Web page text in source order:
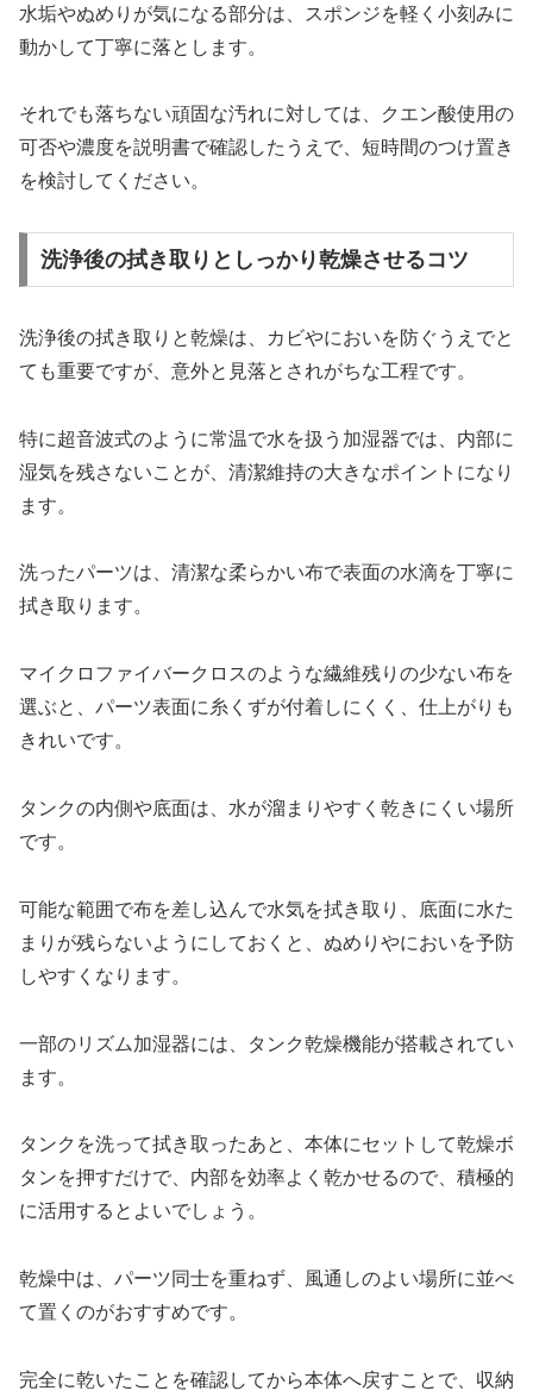
水垢やぬめりが気になる部分は、スポンジを軽く小刻みに
動かして丁寧に落とします。
それでも落ちない頑固な汚れに対しては、クエン酸使用の
可否や濃度を説明書で確認したうえで、短時間のつけ置き
を検討してください。​
洗浄後の拭き取りとしっかり乾燥させるコツ
洗浄後の拭き取りと乾燥は、カビやにおいを防ぐうえでと
ても重要ですが、意外と見落とされがちな工程です。
特に超音波式のように常温で水を扱う加湿器では、内部に
湿気を残さないことが、清潔維持の大きなポイントになり
ます。
洗ったパーツは、清潔な柔らかい布で表面の水滴を丁寧に
拭き取ります。
マイクロファイバークロスのような繊維残りの少ない布を
選ぶと、パーツ表面に糸くずが付着しにくく、仕上がりも
きれいです。
タンクの内側や底面は、水が溜まりやすく乾きにくい場所
です。
可能な範囲で布を差し込んで水気を拭き取り、底面に水た
まりが残らないようにしておくと、ぬめりやにおいを予防
しやすくなります。
一部のリズム加湿器には、タンク乾燥機能が搭載されてい
ます。
タンクを洗って拭き取ったあと、本体にセットして乾燥ボ
タンを押すだけで、内部を効率よく乾かせるので、積極的
に活用するとよいでしょう。
乾燥中は、パーツ同士を重ねず、風通しのよい場所に並べ
て置くのがおすすめです。
完全に乾いたことを確認してから本体へ戻すことで、収納